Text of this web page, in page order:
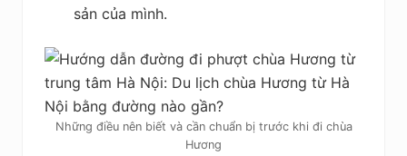
sản của mình.
Những điều nên biết và cần chuẩn bị trước khi đi chùa
Hương